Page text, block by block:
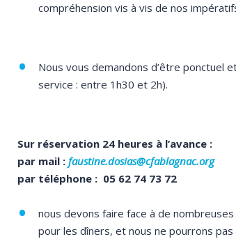
compréhension vis à vis de nos
Nous vous demandons d’être ponctuel
service : entre 1h30 et 2h).
Sur réservation 24 heures à l’avance :
par mail : faustine.dosias@cfablagnac.org
par téléphone : 05 62 74 73 72
nous devons faire face à de
pour les dîners, et nous ne pourrons